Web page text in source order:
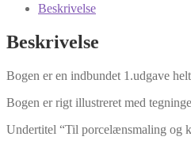
Michelsen
antal
Beskrivelse
Beskrivelse
Bogen er en indbundet 1.udgave
Bogen er rigt illustreret med
Undertitel “Til porcelænsmaling og